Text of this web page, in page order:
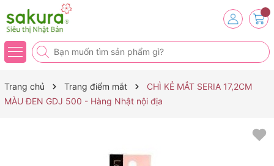
Trang chủ Trang điểm mắt
CHÌ KẺ MẮT SERIA 17,2CM
MÀU ĐEN GDJ 500 - Hàng Nhật nội địa